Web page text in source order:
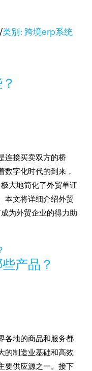
/类别: 跨境erp系统
连接买卖双方的桥
数字化时代的到来，
大地简化了外贸单证
本文将详细介绍外贸
为外贸企业的得力助
产品？
各地的商品和服务都
的制造业基础和高效
要供应源之一。接下